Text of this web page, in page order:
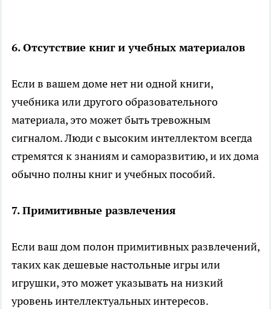
6. Отсутствие книг и учебных материалов
Если в вашем доме нет ни одной книги,
учебника или другого образовательного
материала, это может быть тревожным
сигналом. Люди с высоким интеллектом всегда
стремятся к знаниям и саморазвитию, и их дома
обычно полны книг и учебных пособий.
7. Примитивные развлечения
Если ваш дом полон примитивных развлечений,
таких как дешевые настольные игры или
игрушки, это может указывать на низкий
уровень интеллектуальных интересов.